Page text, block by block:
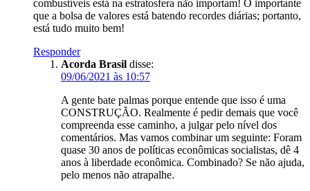
combustíveis está na estratosfera não importam! O importante
que a bolsa de valores está batendo recordes diárias; portanto,
está tudo muito bem!
Responder
Acorda Brasil disse:
09/06/2021 às 10:57
A gente bate palmas porque entende que isso é uma
CONSTRUÇÃO. Realmente é pedir demais que você
compreenda esse caminho, a julgar pelo nível dos
comentários. Mas vamos combinar um seguinte: Foram
quase 30 anos de políticas econômicas socialistas, dê 4
anos à liberdade econômica. Combinado? Se não ajuda,
pelo menos não atrapalhe.